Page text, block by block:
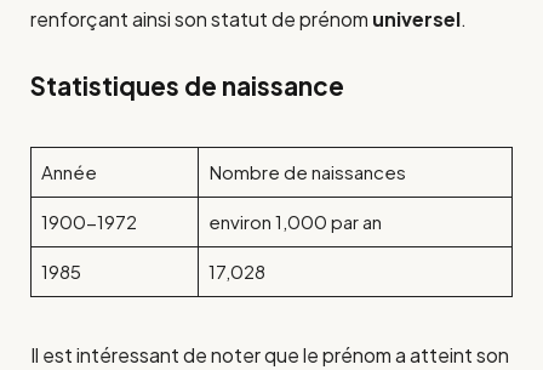
renforçant ainsi son statut de prénom universel.
Statistiques de naissance
Année Nombre de naissances
1900-1972 environ 1,000 par an
1985 17,028
Il est intéressant de noter que le prénom a atteint son